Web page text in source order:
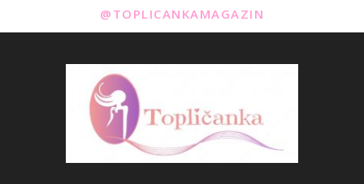
@TOPLICANKAMAGAZIN